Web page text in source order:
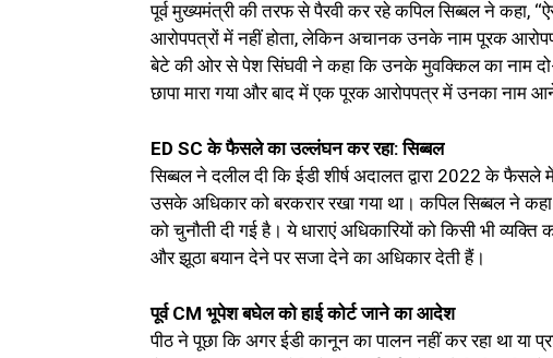
पूर्व मुख्यमंत्री की तरफ से पैरवी कर रहे कपिल सिब्बल ने कहा,
आरोपपत्रों में नहीं होता, लेकिन अचानक उनके नाम पूरक
बेटे की ओर से पेश सिंघवी ने कहा कि उनके मुवक्किल का नाम
छापा मारा गया और बाद में एक पूरक आरोपपत्र में उनका नाम
ED SC के फैसले का उल्लंघन कर रहा: सिब्बल
सिब्बल ने दलील दी कि ईडी शीर्ष अदालत द्वारा 2022 के फैसले
उसके अधिकार को बरकरार रखा गया था। कपिल सिब्बल ने
को चुनौती दी गई है। ये धाराएं अधिकारियों को किसी भी
और झूठा बयान देने पर सजा देने का अधिकार देती हैं।
पूर्व CM भूपेश बघेल को हाई कोर्ट जाने का आदेश
पीठ ने पूछा कि अगर ईडी कानून का पालन नहीं कर रहा था या